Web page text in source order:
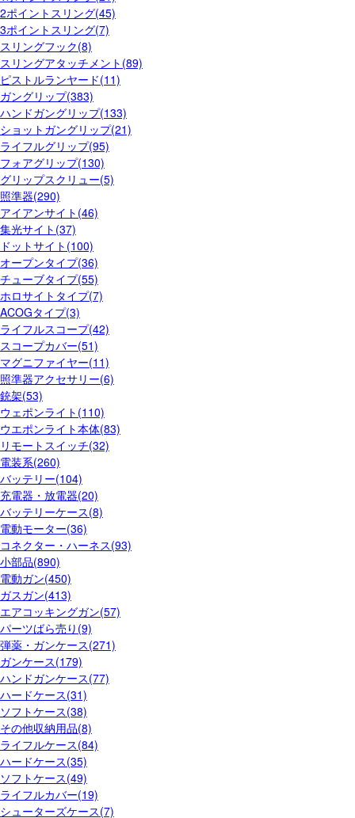
2ポイントスリング(45)
3ポイントスリング(7)
スリングフック(8)
スリングアタッチメント(89)
ピストルランヤード(11)
ガングリップ(383)
ハンドガングリップ(133)
ショットガングリップ(21)
ライフルグリップ(95)
フォアグリップ(130)
グリップスクリュー(5)
照準器(290)
アイアンサイト(46)
集光サイト(37)
ドットサイト(100)
オープンタイプ(36)
チューブタイプ(55)
ホロサイトタイプ(7)
ACOGタイプ(3)
ライフルスコープ(42)
スコープカバー(51)
マグニファイヤー(11)
照準器アクセサリー(6)
銃架(53)
ウェポンライト(110)
ウエポンライト本体(83)
リモートスイッチ(32)
電装系(260)
バッテリー(104)
充電器・放電器(20)
バッテリーケース(8)
電動モーター(36)
コネクター・ハーネス(93)
小部品(890)
電動ガン(450)
ガスガン(413)
エアコッキングガン(57)
パーツばら売り(9)
弾薬・ガンケース(271)
ガンケース(179)
ハンドガンケース(77)
ハードケース(31)
ソフトケース(38)
その他収納用品(8)
ライフルケース(84)
ハードケース(35)
ソフトケース(49)
ライフルカバー(19)
シューターズケース(7)